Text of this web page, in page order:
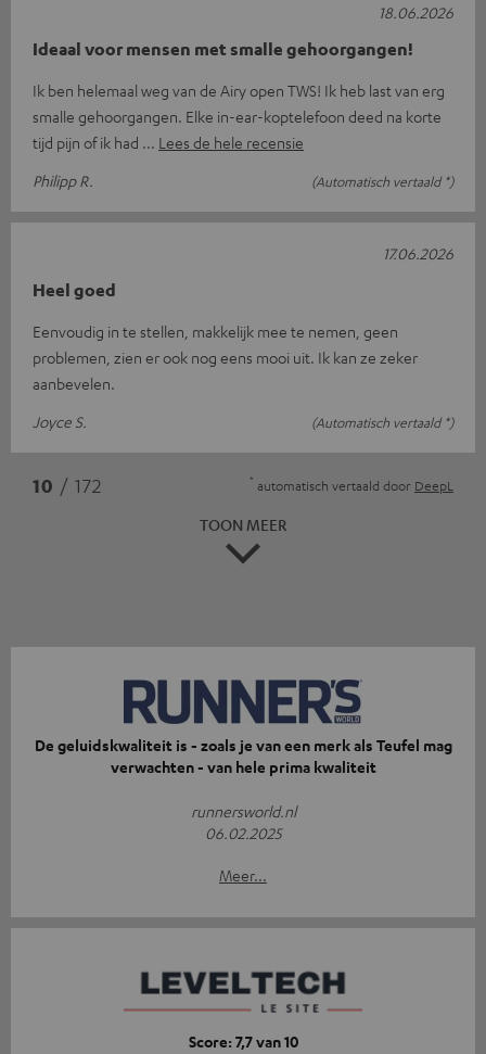
Ideaal voor mensen met smalle gehoorgangen!
Ik ben helemaal weg van de Airy open TWS! Ik heb last van erg
smalle gehoorgangen. Elke in-ear-koptelefoon deed na korte
tijd pijn of ik had
Lees de hele recensie
Philipp R.
(Automatisch vertaald *)
18.06.2026
Heel goed
Eenvoudig in te stellen, makkelijk mee te nemen, geen
problemen, zien er ook nog eens mooi uit. Ik kan ze zeker
aanbevelen.
Joyce S.
(Automatisch vertaald *)
17.06.2026
10 / 172 * automatisch vertaald door DeepL
TOON MEER
De geluidskwaliteit is - zoals je van een merk als Teufel mag
verwachten - van hele prima kwaliteit
runnersworld.nl
06.02.2025
Meer...
Score: 7,7 van 10